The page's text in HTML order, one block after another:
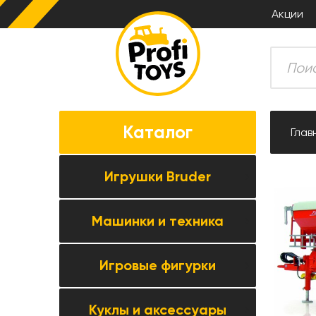
Акции
Каталог
Игрушки Bruder
Все товары категории →
Комбайны
Тракторы
Прицепная техника
Машинки и техника
Все товары категории →
Коллекционные модели
Игровые фигурки
Все товары категории →
Куклы и аксессуары